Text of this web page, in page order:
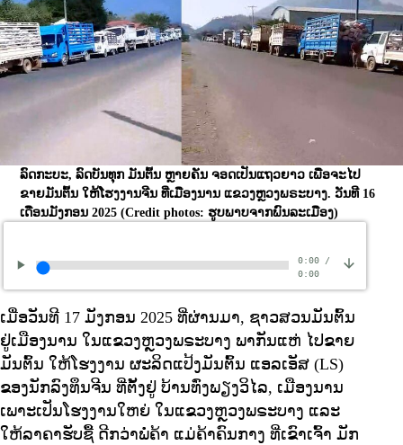
ລົດກະບະ, ລົດບັນທຸກ ມັນຕົ້ນ ຫຼາຍຄັນ ຈອດເປັນແຖວຍາວ ເພື່ອຈະໄປ
ຂາຍມັນຕົ້ນ ໃຫ້ໂຮງງານຈີນ ທີ່ເມືອງນານ ແຂວງຫຼວງພຣະບາງ. ວັນທີ 16
ເດືອນມັງກອນ 2025(Credit photos: ຮູບພາບຈາກພົນລະເມືອງ)
0:00/
0:00
ເມື່ອວັນທີ 17 ມັງກອນ 2025 ທີ່ຜ່ານມາ, ຊາວສວນມັນຕົ້ນ
ຢູ່ເມືອງນານ ໃນແຂວງຫຼວງພຣະບາງ ພາກັນແຫ່ ໄປຂາຍ
ມັນຕົ້ນ ໃຫ້ໂຮງງານ ຜະລິດແປ້ງມັນຕົ້ນ ແອລເອັສ (LS)
ຂອງນັກລົງທຶນຈີນ ທີ່ຕັ້ງຢູ່ ບ້ານທົ່ງພຽງວິໄລ, ເມືອງນານ
ເພາະເປັນໂຮງງານໃຫຍ່ ໃນແຂວງຫຼວງພຣະບາງ ແລະ
ໃຫ້ລາຄາຮັບຊື້ ດີກວ່າພໍ່ຄ້າ ແມ່ຄ້າຄົນກາງ ທີ່ເຂົາເຈົ້າ ມັກ